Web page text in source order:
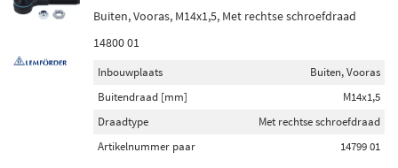
Buiten, Vooras, M14x1,5, Met rechtse schroefdraad
14800 01
Inbouwplaats
Buiten, Vooras
Buitendraad [mm]
M14x1,5
Draadtype
Met rechtse schroefdraad
Artikelnummer paar
14799 01